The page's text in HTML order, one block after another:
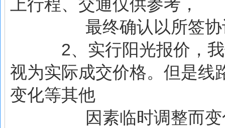
上行程、交通仅供参考，
最终确认以所签协
2、实行阳光报价，我
视为实际成交价格。但是线
变化等其他
因素临时调整而变化